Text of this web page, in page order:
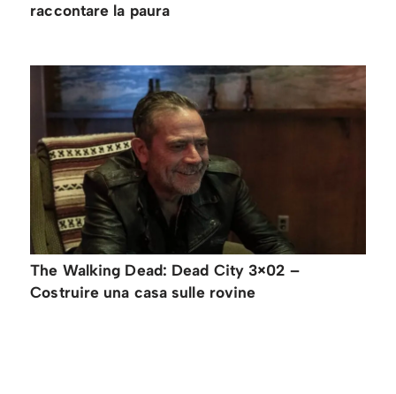
raccontare la paura
The Walking Dead: Dead City 3×02 –
Costruire una casa sulle rovine